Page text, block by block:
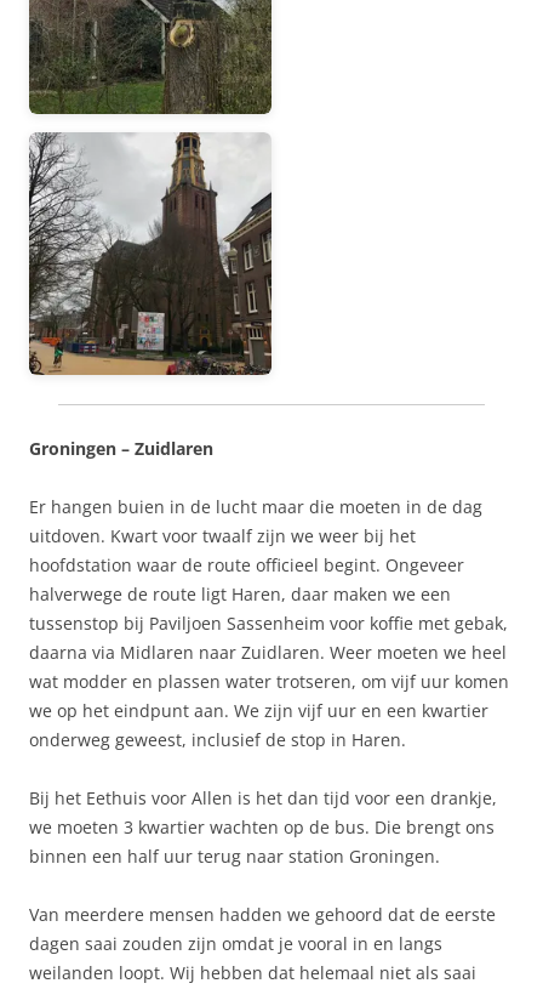
Groningen – Zuidlaren
Er hangen buien in de lucht maar die moeten in de dag
uitdoven. Kwart voor twaalf zijn we weer bij het
hoofdstation waar de route officieel begint. Ongeveer
halverwege de route ligt Haren, daar maken we een
tussenstop bij Paviljoen Sassenheim voor koffie met gebak,
daarna via Midlaren naar Zuidlaren. Weer moeten we heel
wat modder en plassen water trotseren, om vijf uur komen
we op het eindpunt aan. We zijn vijf uur en een kwartier
onderweg geweest, inclusief de stop in Haren.
Bij het Eethuis voor Allen is het dan tijd voor een drankje,
we moeten 3 kwartier wachten op de bus. Die brengt ons
binnen een half uur terug naar station Groningen.
Van meerdere mensen hadden we gehoord dat de eerste
dagen saai zouden zijn omdat je vooral in en langs
weilanden loopt. Wij hebben dat helemaal niet als saai